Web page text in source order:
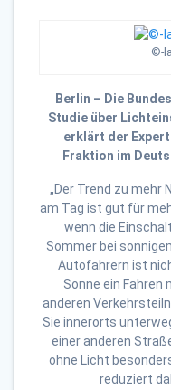
©-
Berlin – Die
Studie über
erklärt der
Fraktion im
„Der Trend zu mehr
am Tag ist gut für
wenn die
Sommer bei
Autofahrern ist
Sonne ein
anderen
Sie innerorts
einer anderen
ohne Licht
reduziert